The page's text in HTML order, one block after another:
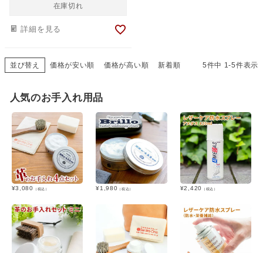
在庫切れ
詳細を見る
並び替え 価格が安い順 価格が高い順 新着順 5件中 1-5件表示
人気のお手入れ用品
¥3,080 （税込） ¥1,980 （税込） ¥2,420 （税込）